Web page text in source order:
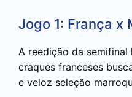
Jogo 1: França x
A reedição da
craques franceses
e veloz seleção